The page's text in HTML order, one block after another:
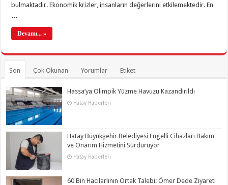
bulmaktadır. Ekonomik krizler, insanların değerlerini etkilemektedir. En
…
Devamı... »
Son Çok Okunan Yorumlar Etiket
Hassa’ya Olimpik Yüzme Havuzu Kazandırıldı
Hatay Haberleri
Hatay Büyükşehir Belediyesi Engelli Cihazları Bakım
ve Onarım Hizmetini Sürdürüyor
Hatay Haberleri
60 Bin Hacılarlının Ortak Talebi: Ömer Dede Ziyareti